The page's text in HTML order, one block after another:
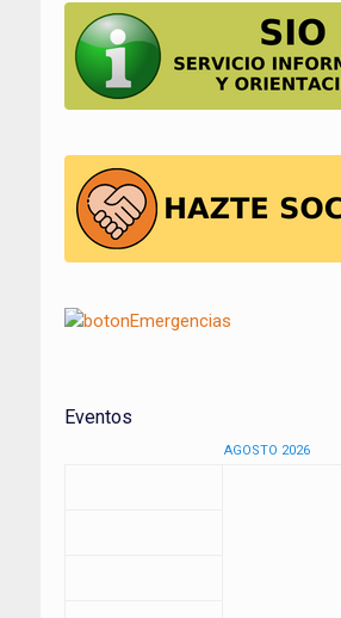
entradas
Eventos
AGOSTO 2026